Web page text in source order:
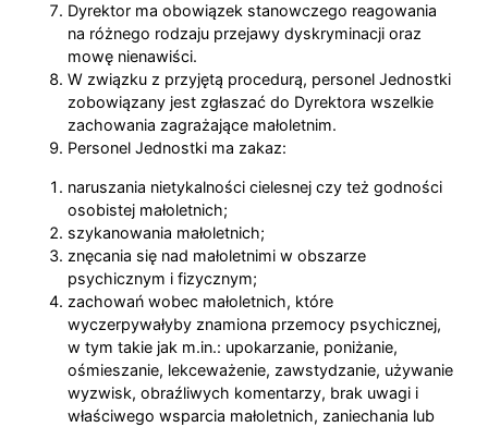
Dyrektor ma obowiązek stanowczego reagowania
na różnego rodzaju przejawy dyskryminacji oraz
mowę nienawiści.
W związku z przyjętą procedurą, personel Jednostki
zobowiązany jest zgłaszać do Dyrektora wszelkie
zachowania zagrażające małoletnim.
Personel Jednostki ma zakaz:
naruszania nietykalności cielesnej czy też godności
osobistej małoletnich;
szykanowania małoletnich;
znęcania się nad małoletnimi w obszarze
psychicznym i fizycznym;
zachowań wobec małoletnich, które
wyczerpywałyby znamiona przemocy psychicznej,
w tym takie jak m.in.: upokarzanie, poniżanie,
ośmieszanie, lekceważenie, zawstydzanie, używanie
wyzwisk, obraźliwych komentarzy, brak uwagi i
właściwego wsparcia małoletnich, zaniechania lub